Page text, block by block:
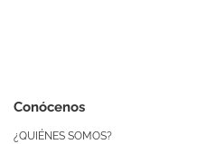
Conócenos
¿QUIÉNES SOMOS?